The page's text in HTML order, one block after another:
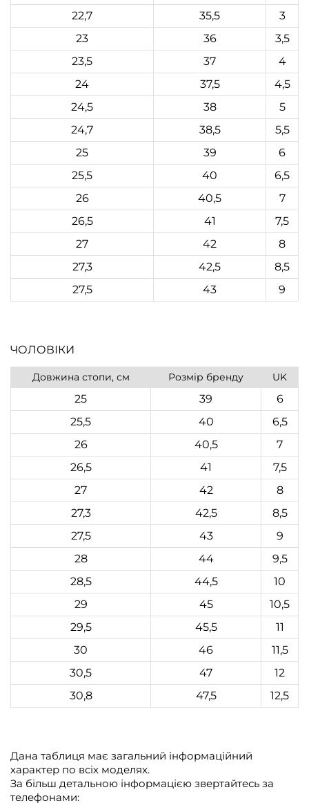
22,7
35,5
3
23
36
3,5
23,5
37
4
24
37,5
4,5
24,5
38
5
24,7
38,5
5,5
25
39
6
25,5
40
6,5
26
40,5
7
26,5
41
7,5
27
42
8
27,3
42,5
8,5
27,5
43 9
ЧОЛОВІКИ
Довжина стопи, см Розмір бренду UK
25 39
6
25,5
40
6,5
26
40,5
7
26,5
41
7,5
27
42
8
27,3
42,5
8,5
27,5
43
9
28
44
9,5
28,5
44,5
10
29
45
10,5
29,5
45,5
11
30
46
11,5
30,5
47
12
30,8
47,5 12,5
Дана таблиця має загальний інформаційний
характер по всіх моделях.
За більш детальною інформацією звертайтесь за
телефонами: